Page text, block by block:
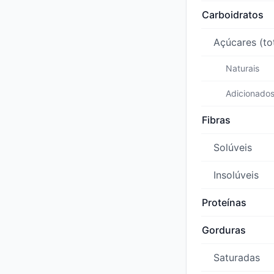
Carboidratos
Açúcares
Naturais
Adicionados
Fibras
Solúveis
Insolúveis
Proteínas
Gorduras
Saturadas